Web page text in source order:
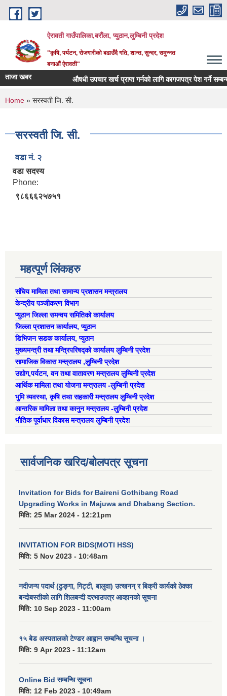
Skip to main content
ऐरावती गाउँपालिका,बरौंला, प्युठान,लुम्बिनी प्रदेश
"कृषि, पर्यटन, रोजगारीको बढाउँदै गति, शान्त, सुन्दर, समुन्नत
बनाऔं ऐरावती"
ताजा खबर औषधी उपचार खर्च प्राप्त गर्नको लागि कागजपत्र पेश गर्ने
You are here
Home » सरस्वती जि. सी.
सरस्वती जि. सी.
वडा नं. २
वडा सदस्य
Phone:
९८६६६२५७५१
महत्पूर्ण लिंकहरु
संघिय मामिला तथा सामान्य प्रशासन मन्त्रालय
केन्द्रीय पञ्जीकरण विभाग
प्युठान जिल्ला समन्वय समितिको कार्यालय
जिल्ला प्रशासन कार्यालय, प्युठान
डिभिजन सडक कार्यालय, प्युठान
मुख्यमन्त्री तथा मन्त्रिपरिषद्को कार्यालय लुम्बिनी प्रदेश
सामाजिक विकास मन्त्रालय ,लुम्बिनी प्रदेश
उद्याेग,पर्यटन, वन तथा वातावरण मन्त्रालय लुम्बिनी प्रदेश
आर्थिक मामिला तथा योजना मन्त्रालय -लुम्बिनी प्रदेश
भुमि व्यवस्था, कृषि तथा सहकारी मन्त्रालय लुम्बिनी प्रदेश
आन्तरिक मामिला तथा कानुन मन्त्रालय -लुम्बिनी प्रदेश
भौतिक पूर्वाधार विकास मन्त्रालय लुम्बिनी प्रदेश
सार्वजनिक खरिद/बोलपत्र सूचना
Invitation for Bids for Baireni Gothibang Road
Upgrading Works in Majuwa and Dhabang Section.
मिति: 25 Mar 2024 - 12:21pm
INVITATION FOR BIDS(MOTI HSS)
मिति: 5 Nov 2023 - 10:48am
नदीजन्य पदार्थ (ढुङ्गा, गिट्टी, बालुवा) उत्खनन् र बिक्री कार्यको ठेक्का
बन्दोबस्तीको लागि शिलबन्दी दरभाउपत्र आव्हानको सूचना
मिति: 10 Sep 2023 - 11:00am
१५ बेड अस्पतालको टेण्डर आह्वान सम्बन्धि सूचना ।
मिति: 9 Apr 2023 - 11:12am
Online Bid सम्बन्धि सूचना
मिति: 12 Feb 2023 - 10:49am